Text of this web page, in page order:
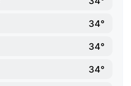
34°
34°
34°